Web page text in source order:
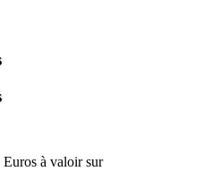
à valoir sur